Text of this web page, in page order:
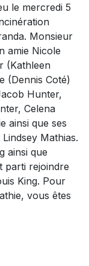
le mercredi 5
Monsieur
amie Nicole
(Kathleen
(Dennis Coté)
Hunter,
Celena
ainsi que ses
Mathias.
ainsi que
parti rejoindre
King. Pour
vous êtes